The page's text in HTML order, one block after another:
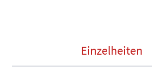
Einzelheiten